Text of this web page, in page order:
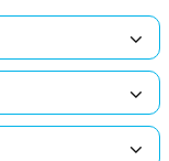
количество
массаж.